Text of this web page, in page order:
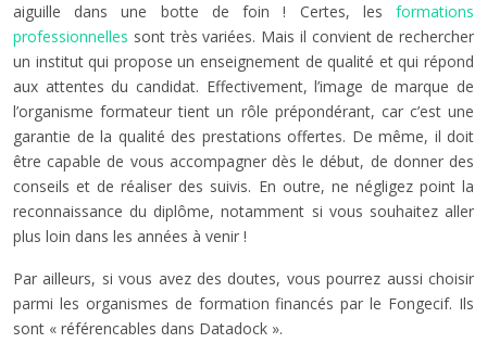
aiguille dans une botte de foin ! Certes, les formations
professionnelles sont très variées. Mais il convient de rechercher
un institut qui propose un enseignement de qualité et qui répond
aux attentes du candidat. Effectivement, l’image de marque de
l’organisme formateur tient un rôle prépondérant, car c’est une
garantie de la qualité des prestations offertes. De même, il doit
être capable de vous accompagner dès le début, de donner des
conseils et de réaliser des suivis. En outre, ne négligez point la
reconnaissance du diplôme, notamment si vous souhaitez aller
plus loin dans les années à venir !
Par ailleurs, si vous avez des doutes, vous pourrez aussi choisir
parmi les organismes de formation financés par le Fongecif. Ils
sont « référencables dans Datadock ».